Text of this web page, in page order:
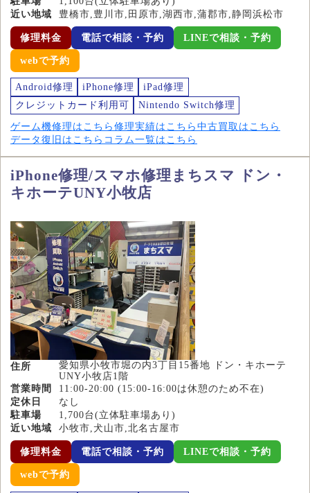
近い地域
豊橋市,豊川市,田原市,湖西市,蒲郡市,静岡浜松市
修理料金 電話で相談・予約 LINEで相談・予約
webで予約
Android修理 iPhone修理
iPad修理
クレジットカード利用可
Nintendo Switch修理
ゲーム機修理はこちら 修理実績はこちら 中古買取はこちら
データ復旧はこちら コラム一覧はこちら
iPhone修理/スマホ修理まちスマ ドン・
キホーテUNY小牧店
住所
愛知県小牧市堀の内3丁目15番地 ドン・キホーテ
UNY小牧店1階
営業時間
11:00-20:00 (15:00-16:00は休憩のため不在)
定休日
なし
駐車場
1,700台(立体駐車場あり)
近い地域
小牧市,犬山市,北名古屋市
修理料金 電話で相談・予約 LINEで相談・予約
webで予約